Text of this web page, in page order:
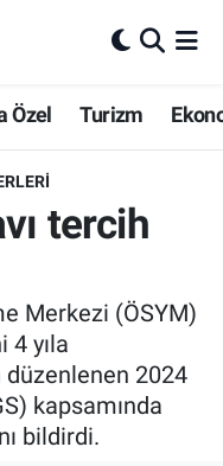
Özel Turizm
tercih
Merkezi (ÖSYM)
4 yıla
2024
kapsamında
bildirdi.